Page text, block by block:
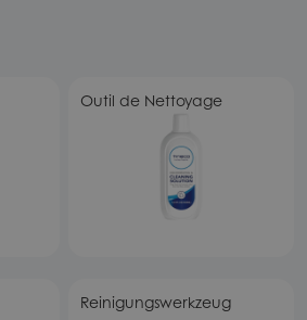
Outil de Nettoyage
Reinigungswerkzeug